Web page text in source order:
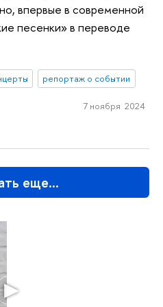
впервые в современной
песенки» в переводе
репортаж о событии
7 ноября 2024
еще…